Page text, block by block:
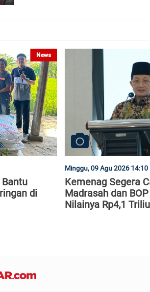
News
Bantu
di
Minggu, 09 Agu 2026 14:10
Kemenag Segera
Madrasah dan
Nilainya Rp4,1